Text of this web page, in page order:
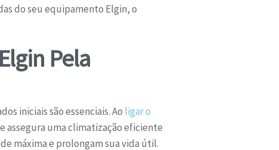
do seu equipamento Elgin, o
Pela
iniciais são essenciais. Ao ligar o
uma climatização eficiente
máxima e prolongam sua vida útil.